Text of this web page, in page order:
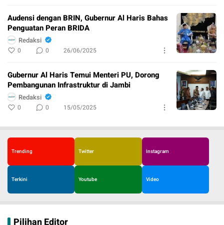
Audensi dengan BRIN, Gubernur Al Haris Bahas
Penguatan Peran BRIDA
Redaksi
0 0 26/06/2025
Gubernur Al Haris Temui Menteri PU, Dorong
Pembangunan Infrastruktur di Jambi
Redaksi
0 0 15/05/2025
Trending Twitter Instagram
Terkini Youtube Video